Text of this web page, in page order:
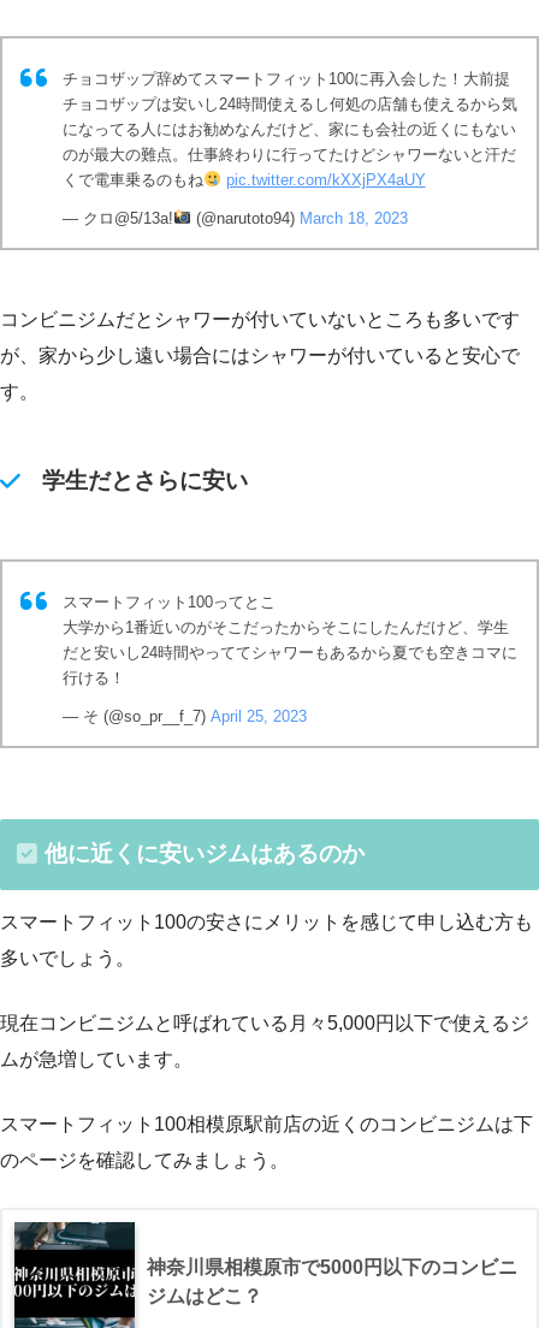
チョコザップ辞めてスマートフィット100に再入会した！大前提
チョコザップは安いし24時間使えるし何処の店舗も使えるから気
になってる人にはお勧めなんだけど、家にも会社の近くにもない
のが最大の難点。仕事終わりに行ってたけどシャワーないと汗だ
くで電車乗るのもね
pic.twitter.com/kXXjPX4aUY
— クロ@5/13a! (@narutoto94) March 18, 2023
コンビニジムだとシャワーが付いていないところも多いです
が、家から少し遠い場合にはシャワーが付いていると安心で
す。
学生だとさらに安い
スマートフィット100ってとこ
大学から1番近いのがそこだったからそこにしたんだけど、学生
だと安いし24時間やっててシャワーもあるから夏でも空きコマに
行ける！
— そ (@so_pr__f_7) April 25, 2023
他に近くに安いジムはあるのか
スマートフィット100の安さにメリットを感じて申し込む方も
多いでしょう。
現在コンビニジムと呼ばれている月々5,000円以下で使えるジ
ムが急増しています。
スマートフィット100相模原駅前店の近くのコンビニジムは下
のページを確認してみましょう。
神奈川県相模原市で5000円以下のコンビニ
ジムはどこ？